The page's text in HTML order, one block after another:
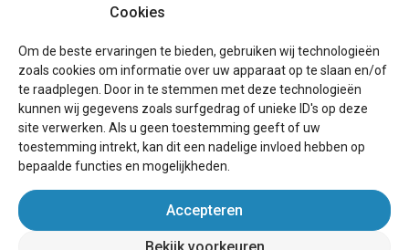
Cookies
Om de beste ervaringen te bieden, gebruiken wij technologieën
zoals cookies om informatie over uw apparaat op te slaan en/of
te raadplegen. Door in te stemmen met deze technologieën
kunnen wij gegevens zoals surfgedrag of unieke ID's op deze
site verwerken. Als u geen toestemming geeft of uw
toestemming intrekt, kan dit een nadelige invloed hebben op
bepaalde functies en mogelijkheden.
Accepteren
Bekijk voorkeuren
Sitemap
Blog
Voor eigenaren